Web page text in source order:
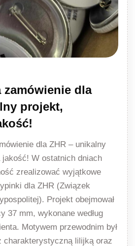
zamówienie dla
projekt,
dla ZHR – unikalny
W ostatnich dniach
zrealizować wyjątkowe
dla ZHR (Związek
Projekt obejmował
37 mm, wykonane według
Motywem przewodnim był
charakterystyczną lilijką oraz